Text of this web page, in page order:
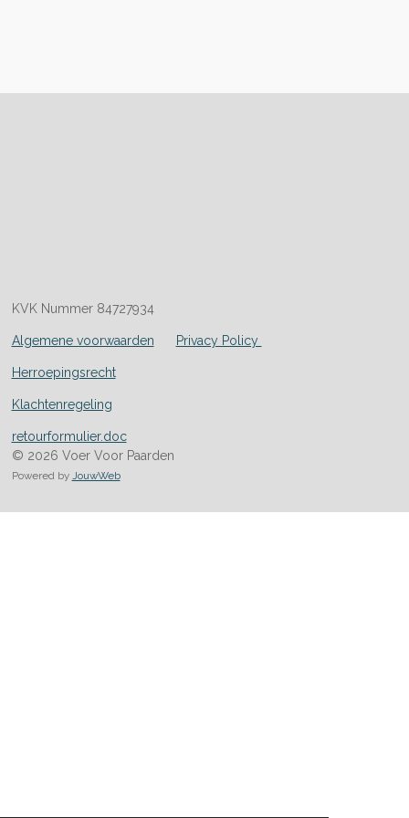
KVK Nummer 84727934
Algemene voorwaarden Privacy Policy
Herroepingsrecht
Klachtenregeling
retourformulier.doc
© 2026 Voer Voor Paarden
Powered by JouwWeb